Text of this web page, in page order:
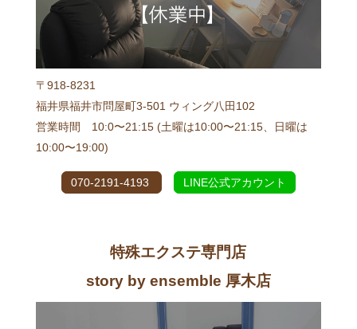
〒918-8231
福井県福井市問屋町3-501 ウィング八田102
営業時間 10:0〜21:15 (土曜は10:00〜21:15、日曜は
10:00〜19:00)
070-2191-4193 LINE公式アカウント
特殊エクステ専門店
story by ensemble 厚木店